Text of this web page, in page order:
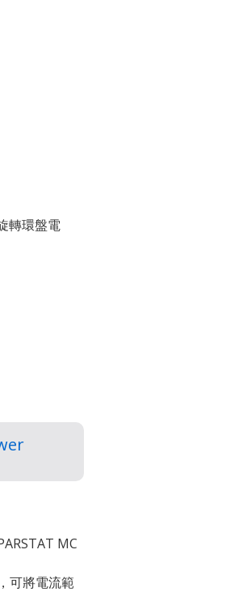
轉環盤電
MC
可將電流範